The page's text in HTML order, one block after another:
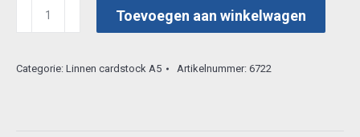
hobbykarton
linnen
A5
Toevoegen aan winkelwagen
Categorie: Linnen cardstock A5 Artikelnummer: 6722